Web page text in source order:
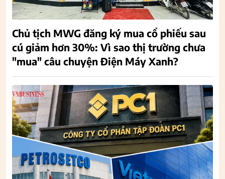
Chủ tịch MWG đăng ký mua cổ phiếu sau
cú giảm hơn 30%: Vì sao thị trường chưa
"mua" câu chuyện Điện Máy Xanh?